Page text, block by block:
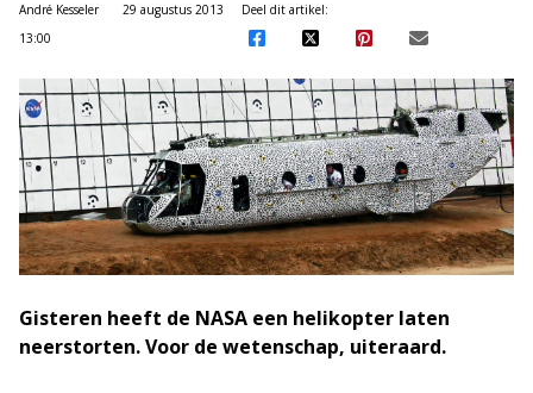
André Kesseler
29 augustus 2013
13:00
Deel dit artikel:
Gisteren heeft de NASA een helikopter laten
neerstorten. Voor de wetenschap, uiteraard.